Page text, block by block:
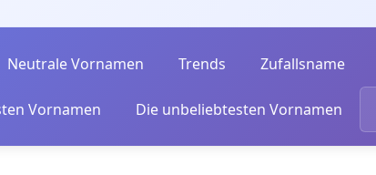
Neutrale Vornamen Trends Zufallsname
Vornamen Die unbeliebtesten Vornamen